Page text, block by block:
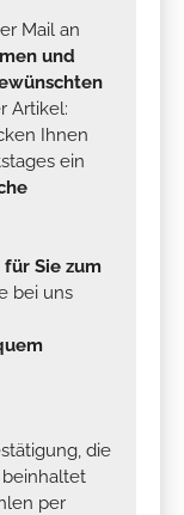
Mail an
und
Artikel:
Ihnen
ein
Sie zum
bei uns
die
per